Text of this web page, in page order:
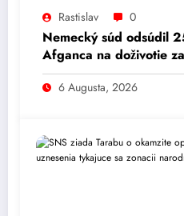
Rastislav 0
Nemecký súd odsúdil
Afganca na doživotie
v Mníchove autom
6 Augusta, 2026